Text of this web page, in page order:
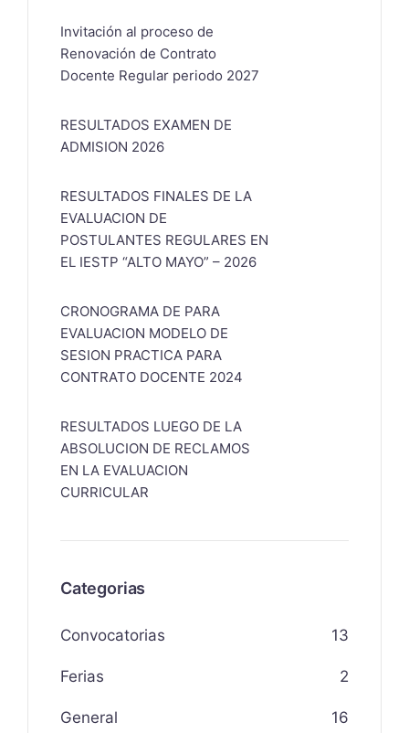
Invitación al proceso de
Renovación de Contrato
Docente Regular periodo 2027
RESULTADOS EXAMEN DE
ADMISION 2026
RESULTADOS FINALES DE LA
EVALUACION DE
POSTULANTES REGULARES EN
EL IESTP “ALTO MAYO” – 2026
CRONOGRAMA DE PARA
EVALUACION MODELO DE
SESION PRACTICA PARA
CONTRATO DOCENTE 2024
RESULTADOS LUEGO DE LA
ABSOLUCION DE RECLAMOS
EN LA EVALUACION
CURRICULAR
Categorias
Convocatorias 13
Ferias 2
General 16